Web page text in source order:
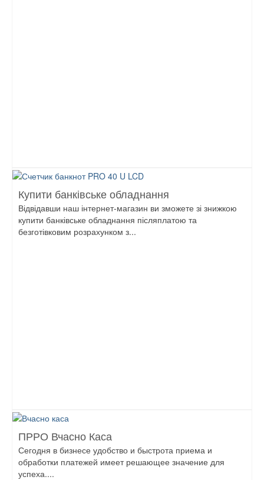
Купити банківське обладнання
Відвідавши наш інтернет-магазин ви зможете зі знижкою
купити банківське обладнання післяплатою та
безготівковим розрахунком з...
ПРРО Вчасно Каса
Сегодня в бизнесе удобство и быстрота приема и
обработки платежей имеет решающее значение для
успеха....